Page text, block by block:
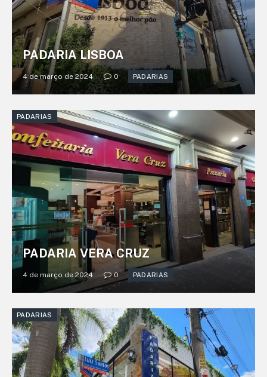
PADARIA LISBOA
4 de março de 2024 0 PADARIAS
PADARIAS
PADARIA VERA CRUZ
4 de março de 2024 0 PADARIAS
PADARIAS